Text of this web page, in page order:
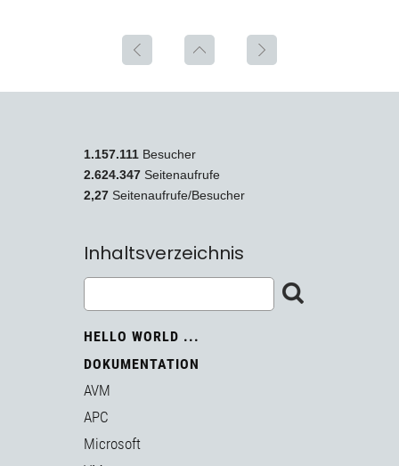
1.157.111 Besucher
2.624.347 Seitenaufrufe
2,27 Seitenaufrufe/Besucher
Inhaltsverzeichnis
HELLO WORLD ...
DOKUMENTATION
AVM
APC
Microsoft